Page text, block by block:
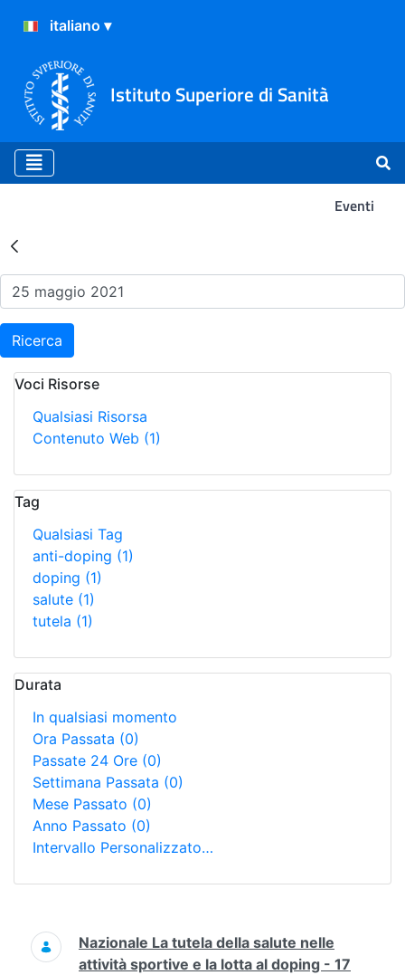
Istituto Superiore di Sanità
Eventi
Risultati della Ricerca -
Ricerca
Voci Risorse
Qualsiasi Risorsa
Contenuto Web (1)
Tag
Qualsiasi Tag
anti-doping (1)
doping (1)
salute (1)
tutela (1)
Durata
In qualsiasi momento
Ora Passata (0)
Passate 24 Ore (0)
Settimana Passata (0)
Mese Passato (0)
Anno Passato (0)
Intervallo Personalizzato…
Ricerca
Nazionale La tutela della salute nelle
attività sportive e la lotta al doping - 17